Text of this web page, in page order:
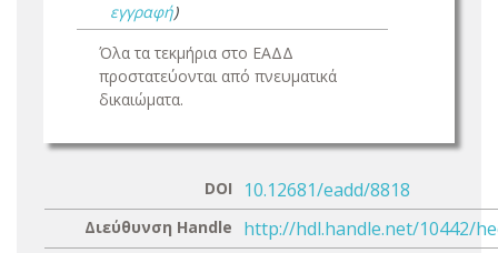
εγγραφή)
Όλα τα τεκμήρια στο ΕΑΔΔ
προστατεύονται από πνευματικά
δικαιώματα.
DOI 10.12681/eadd/8818
Διεύθυνση Handle http://hdl.handle.net/10442/